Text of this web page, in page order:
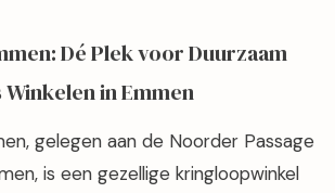
Dé Plek voor Duurzaam
in Emmen
gelegen aan de Noorder Passage
is een gezellige kringloopwinkel